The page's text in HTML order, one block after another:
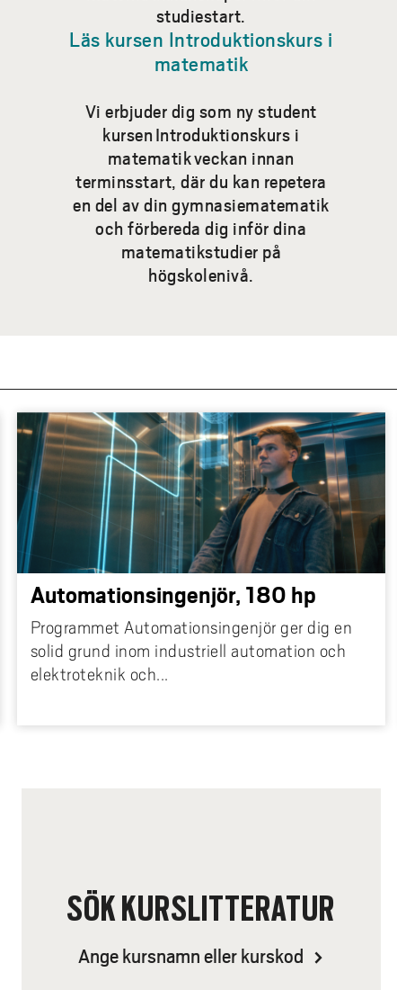
studiestart.
Läs kursen Introduktionskurs i
matematik
Vi erbjuder dig som ny student
kursenIntroduktionskurs i
matematikveckan innan
terminsstart, där du kan repetera
en del av din gymnasiematematik
och förbereda dig inför dina
matematikstudier på
högskolenivå.
Automationsingenjör, 180 hp
Programmet Automationsingenjör ger dig en
solid grund inom industriell automation och
elektroteknik och...
SÖK KURSLITTERATUR
Ange kursnamn eller kurskod